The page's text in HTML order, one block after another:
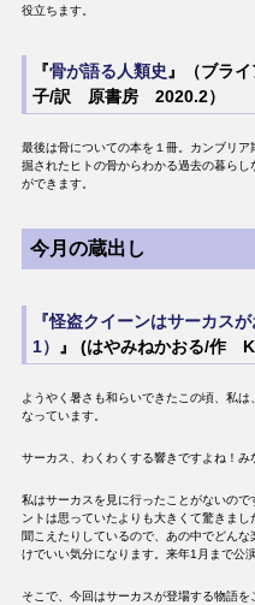
役立ちます。
『骨が語る人類史 』（ブラ
子/訳 原書房 2020.2）
最後は骨についての本を１冊。カンブリ
掘されたヒトの骨からわかる過去の暮ら
ができます。
今月の蔵出し
『怪盗クイーンはサーカス
1）
』 (はやみねかおる/作
ようやく暑さも和らいできたこの頃、私
なっています。
サーカス、わくわくする響きですよね！
私はサーカスを見に行ったことがないの
ントは思っていたよりも大きくて驚きま
聞こえたりしているので、あの中でどん
けでいい気分になります。来年1月まで公
そこで、今回はサーカスが登場する物語を